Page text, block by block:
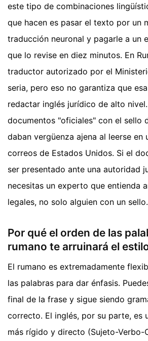
este tipo de combinaciones
que hacen es pasar el texto por un
traducción neuronal y pagarle a un
que lo revise en diez minutos. En
traductor autorizado por el
seria, pero eso no garantiza que
redactar inglés jurídico de alto
documentos "oficiales" con el sello
daban vergüenza ajena al leerse en
correos de Estados Unidos. Si el
ser presentado ante una autoridad
necesitas un experto que entienda
legales, no solo alguien con un sello.
Por qué el orden de las
rumano te arruinará el
El rumano es extremadamente
las palabras para dar énfasis.
final de la frase y sigue siendo
correcto. El inglés, por su parte, es
más rígido y directo (Sujeto-Verbo-